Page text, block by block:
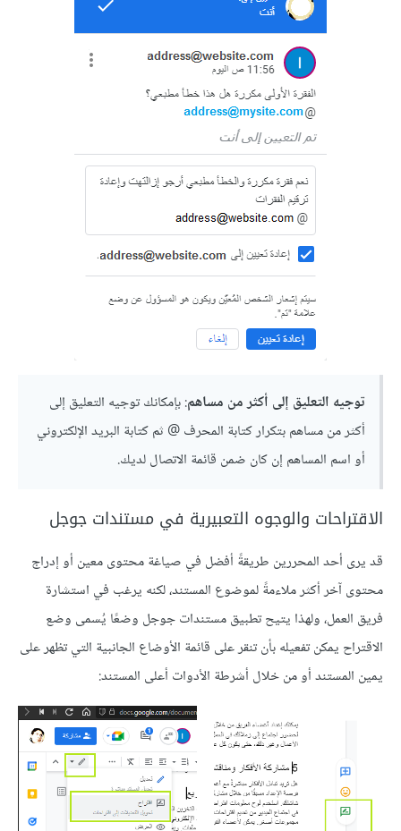
توجيه التعليق إلى أكثر من مساهم: بإمكانك توجيه التعليق إلى
أكثر من مساهم بتكرار كتابة المحرف @ ثم كتابة البريد الإلكتروني
أو اسم المساهم إن كان ضمن قائمة الاتصال لديك.
الاقتراحات والوجوه التعبيرية في مستندات جوجل
قد يرى أحد المحررين طريقةً أفضل في صياغة محتوى معين أو إدراج
محتوى آخر أكثر ملاءمةً لموضوع المستند، لكنه يرغب في استشارة
فريق العمل، ولهذا يتيح تطبيق مستندات جوجل وضعًا يُسمى وضع
الاقتراح يمكن تفعيله بأن تنقر على قائمة الأوضاع الجانبية التي تظهر على
يمين المستند أو من خلال أشرطة الأدوات أعلى المستند: